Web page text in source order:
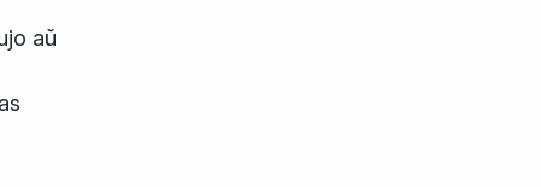
aŭ